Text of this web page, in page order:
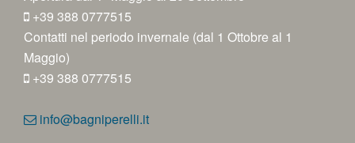
+39 388 0777515
Contatti nel periodo invernale (dal 1 Ottobre al 1
Maggio)
+39 388 0777515
info@bagniperelli.it